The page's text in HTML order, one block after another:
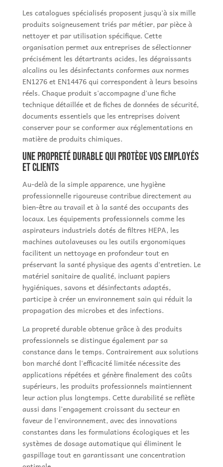
Les catalogues spécialisés proposent jusqu'à six mille
produits soigneusement triés par métier, par pièce à
nettoyer et par utilisation spécifique. Cette
organisation permet aux entreprises de sélectionner
précisément les détartrants acides, les dégraissants
alcalins ou les désinfectants conformes aux normes
EN1276 et EN14476 qui correspondent à leurs besoins
réels. Chaque produit s'accompagne d'une fiche
technique détaillée et de fiches de données de sécurité,
documents essentiels que les entreprises doivent
conserver pour se conformer aux réglementations en
matière de produits chimiques.
Une propreté durable qui protège vos employés
et clients
Au-delà de la simple apparence, une hygiène
professionnelle rigoureuse contribue directement au
bien-être au travail et à la santé des occupants des
locaux. Les équipements professionnels comme les
aspirateurs industriels dotés de filtres HEPA, les
machines autolaveuses ou les outils ergonomiques
facilitent un nettoyage en profondeur tout en
préservant la santé physique des agents d'entretien. Le
matériel sanitaire de qualité, incluant papiers
hygiéniques, savons et désinfectants adaptés,
participe à créer un environnement sain qui réduit la
propagation des microbes et des infections.
La propreté durable obtenue grâce à des produits
professionnels se distingue également par sa
constance dans le temps. Contrairement aux solutions
bon marché dont l'efficacité limitée nécessite des
applications répétées et génère finalement des coûts
supérieurs, les produits professionnels maintiennent
leur action plus longtemps. Cette durabilité se reflète
aussi dans l'engagement croissant du secteur en
faveur de l'environnement, avec des innovations
constantes dans les formulations écologiques et les
systèmes de dosage automatique qui éliminent le
gaspillage tout en garantissant une concentration